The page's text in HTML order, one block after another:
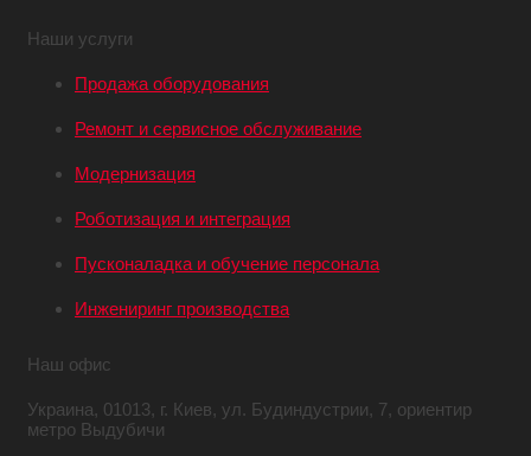
Наши услуги
Продажа оборудования
Ремонт и сервисное обслуживание
Модернизация
Роботизация и интеграция
Пусконаладка и обучение персонала
Инжениринг производства
Наш офис
Украина, 01013, г. Киев, ул. Будиндустрии, 7, ориентир
метро Выдубичи